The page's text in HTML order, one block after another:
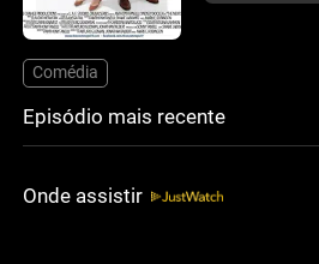
Comédia
Episódio mais recente
Onde assistir